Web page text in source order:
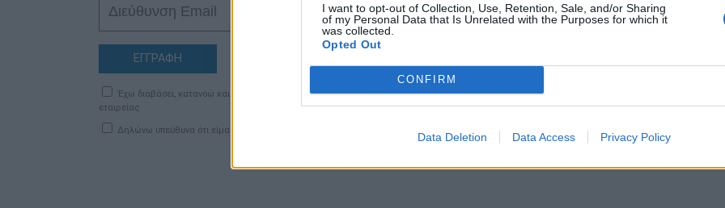
I want to opt-out of Collection, Use, Retention, Sale, and/or Sharing
of my Personal Data that Is Unrelated with the Purposes for which it
was collected.
Opted Out
CONFIRM
Data Deletion Data Access Privacy Policy
ΕΓΓΡΑΦΗ
Έχω διαβάσει, κατανοώ και αποδέχομαι τους όρους χρήσηςκαι τηδήλωση εχεμύθειαςτου ιστοτόπου της
εταιρείας
Δηλώνω υπεύθυνα ότι είμαι άνω των 18 ετών ή ότι βρίσκομαι υπό την εποπτεία γονέα ή κηδεμόνα ή επιτρόπου